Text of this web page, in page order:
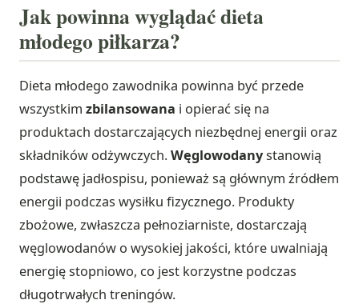
Jak powinna wyglądać dieta
młodego piłkarza?
Dieta młodego zawodnika powinna być przede
wszystkim zbilansowana i opierać się na
produktach dostarczających niezbędnej energii oraz
składników odżywczych.Węglowodanystanowią
podstawę jadłospisu, ponieważ są głównym źródłem
energii podczas wysiłku fizycznego. Produkty
zbożowe, zwłaszcza pełnoziarniste, dostarczają
węglowodanów o wysokiej jakości, które uwalniają
energię stopniowo, co jest korzystne podczas
długotrwałych treningów.